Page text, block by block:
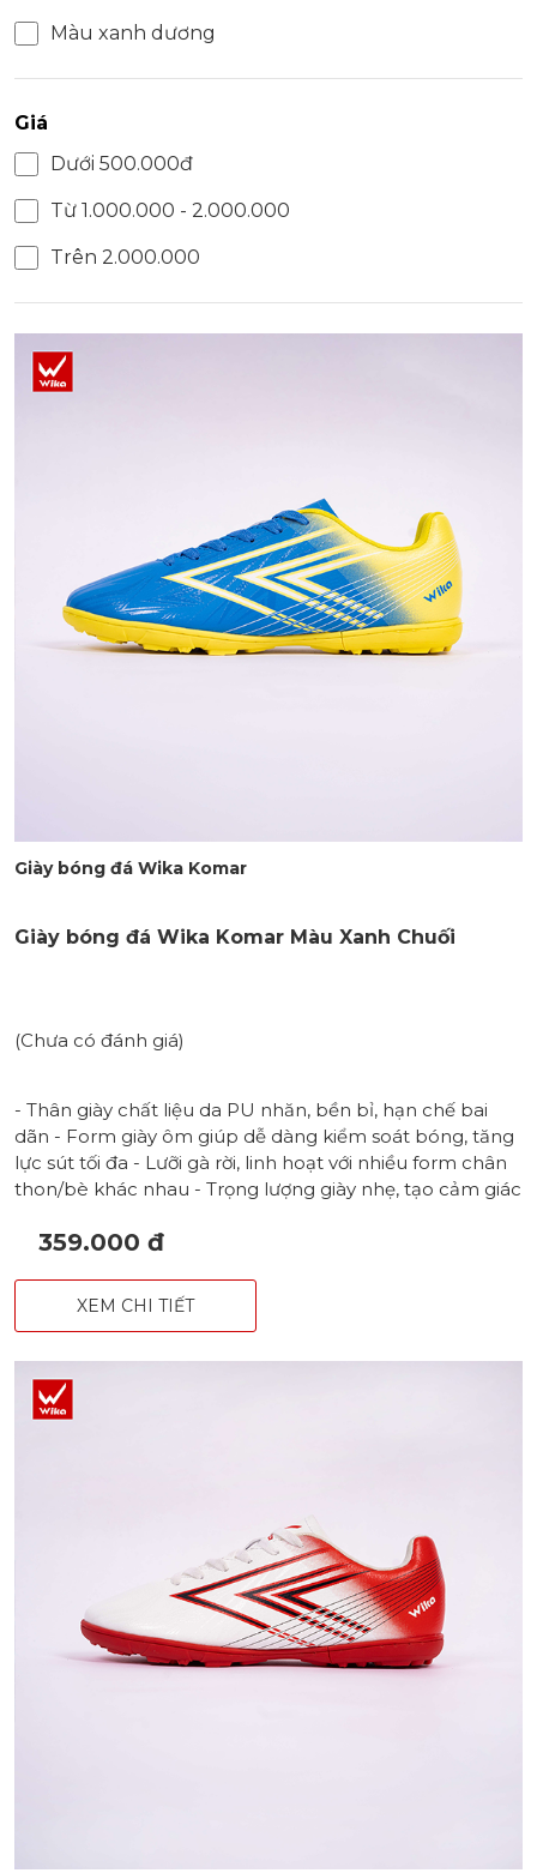
Màu xanh dương
Giá
Dưới 500.000đ
Từ 1.000.000 - 2.000.000
Trên 2.000.000
Giày bóng đá Wika Komar
Giày bóng đá Wika Komar Màu Xanh Chuối
(Chưa có đánh giá)
- Thân giày chất liệu da PU nhăn, bền bỉ, hạn chế bai
dãn - Form giày ôm giúp dễ dàng kiểm soát bóng, tăng
lực sút tối đa - Lưỡi gà rời, linh hoạt với nhiều form chân
thon/bè khác nhau - Trọng lượng giày nhẹ, tạo cảm giác
đinh TF bám sân - Hoạ tiết mũi tên khoẻ khoắn, in nổi
359.000 đ
XEM CHI TIẾT